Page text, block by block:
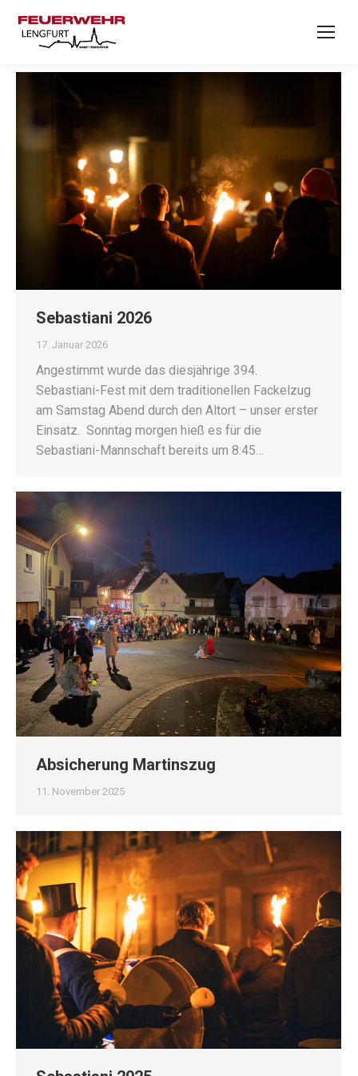
Sebastiani 2026
17. Januar 2026
Angestimmt wurde das diesjährige 394.
Sebastiani-Fest mit dem traditionellen Fackelzug
am Samstag Abend durch den Altort – unser erster
Einsatz. Sonntag morgen hieß es für die
Sebastiani-Mannschaft bereits um 8:45…
Absicherung Martinszug
11. November 2025